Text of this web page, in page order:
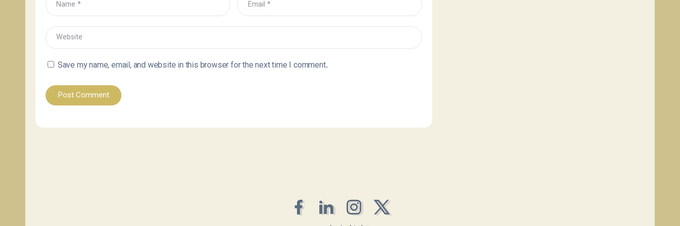
Save my name, email, and website in this browser for the next time I comment.